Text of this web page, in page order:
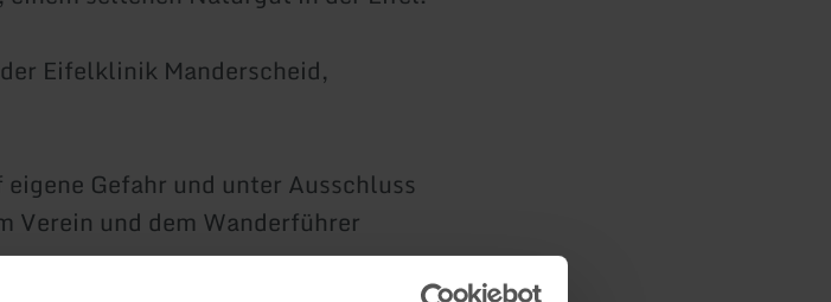
Eifelklinik Manderscheid,
Gefahr und unter Ausschluss
Verein und dem Wanderführer